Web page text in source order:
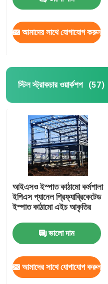
আমাদের সাথে যোগাযোগ করুন
স্টিল স্ট্রাকচার ওয়ার্কশপ (57)
আইএসও ইস্পাত কাঠামো কর্মশালা
ইপিএস প্যানেল প্রিফ্যাব্রিকেটেড
ইস্পাত কাঠামো এইচ আকৃতির
ভালো দাম
আমাদের সাথে যোগাযোগ করুন